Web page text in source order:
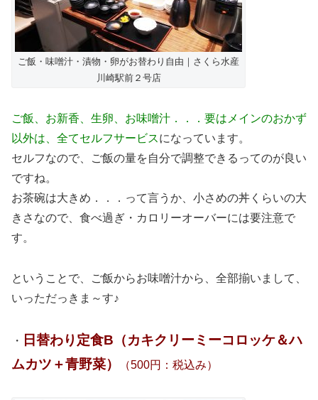
ご飯・味噌汁・漬物・卵がお替わり自由｜さくら水産
川崎駅前２号店
ご飯、お新香、生卵、お味噌汁．．．要はメインのおかず
以外は、全てセルフサービスになっています。
セルフなので、ご飯の量を自分で調整できるってのが良い
ですね。
お茶碗は大きめ．．．って言うか、小さめの丼くらいの大
きさなので、食べ過ぎ・カロリーオーバーには要注意で
す。
ということで、ご飯からお味噌汁から、全部揃いまして、
いっただっきま～す♪
・
日替わり定食B（カキクリーミーコロッケ＆ハ
ムカツ＋青野菜）
（500円：税込み）